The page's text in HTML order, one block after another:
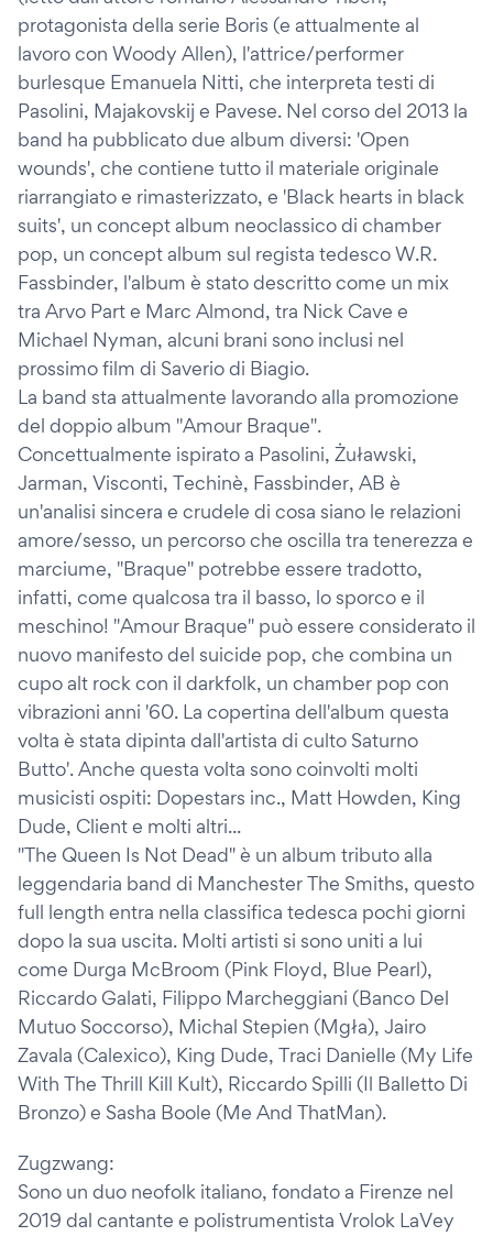
protagonista della serie Boris (e attualmente al
lavoro con Woody Allen), l'attrice/performer
burlesque Emanuela Nitti, che interpreta testi di
Pasolini, Majakovskij e Pavese. Nel corso del 2013 la
band ha pubblicato due album diversi: 'Open
wounds', che contiene tutto il materiale originale
riarrangiato e rimasterizzato, e 'Black hearts in black
suits', un concept album neoclassico di chamber
pop, un concept album sul regista tedesco W.R.
Fassbinder, l'album è stato descritto come un mix
tra Arvo Part e Marc Almond, tra Nick Cave e
Michael Nyman, alcuni brani sono inclusi nel
prossimo film di Saverio di Biagio.
La band sta attualmente lavorando alla promozione
del doppio album "Amour Braque".
Concettualmente ispirato a Pasolini, Żuławski,
Jarman, Visconti, Techinè, Fassbinder, AB è
un'analisi sincera e crudele di cosa siano le relazioni
amore/sesso, un percorso che oscilla tra tenerezza e
marciume, "Braque" potrebbe essere tradotto,
infatti, come qualcosa tra il basso, lo sporco e il
meschino! "Amour Braque" può essere considerato il
nuovo manifesto del suicide pop, che combina un
cupo alt rock con il darkfolk, un chamber pop con
vibrazioni anni '60. La copertina dell'album questa
volta è stata dipinta dall'artista di culto Saturno
Butto'. Anche questa volta sono coinvolti molti
musicisti ospiti: Dopestars inc., Matt Howden, King
Dude, Client e molti altri...
"The Queen Is Not Dead" è un album tributo alla
leggendaria band di Manchester The Smiths, questo
full length entra nella classifica tedesca pochi giorni
dopo la sua uscita. Molti artisti si sono uniti a lui
come Durga McBroom (Pink Floyd, Blue Pearl),
Riccardo Galati, Filippo Marcheggiani (Banco Del
Mutuo Soccorso), Michal Stepien (Mgła), Jairo
Zavala (Calexico), King Dude, Traci Danielle (My Life
With The Thrill Kill Kult), Riccardo Spilli (Il Balletto Di
Bronzo) e Sasha Boole (Me And ThatMan).
Zugzwang:
Sono un duo neofolk italiano, fondato a Firenze nel
2019 dal cantante e polistrumentista Vrolok LaVey